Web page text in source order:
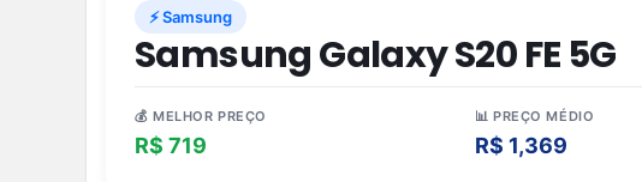
⚡ Samsung
Samsung Galaxy S20 FE 5G
💰 MELHOR PREÇO
R$ 719
📊 PREÇO MÉDIO
R$ 1,369